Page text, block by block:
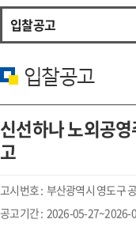
입찰공고
입찰공고
신선하나 노외공
고
고시번호 : 부산광역시 영도구
공고기간 : 2026-05-27~2026-